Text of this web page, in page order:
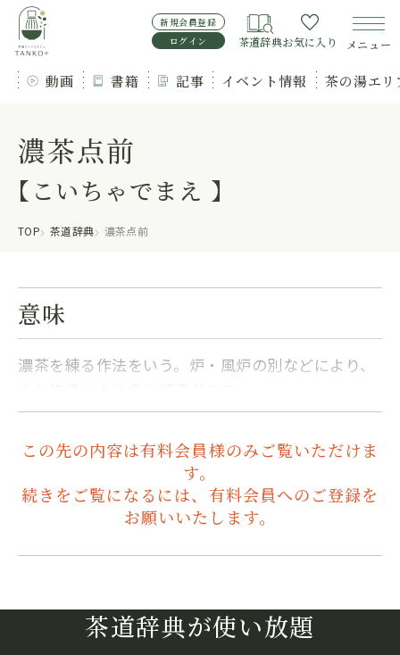
新規会員登録
ログイン
茶道辞典お気に入り メニュー
動画 書籍 記事 イベント情報 茶の湯エ
濃茶点前
【こいちゃでまえ 】
TOP 茶道辞典 濃茶点前
意味
濃茶を練る作法をいう。炉・風炉の別などにより、
この先の内容は有料会員様のみご覧いただけま
す。
続きをご覧になるには、有料会員へのご登録を
お願いいたします。
茶道辞典が使い放題